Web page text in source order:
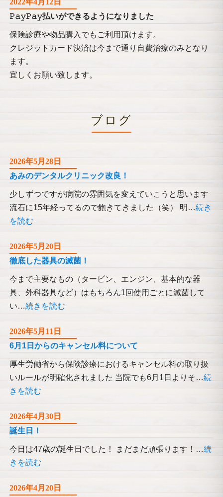
𝙿𝚊𝚢𝙿𝚊𝚢払いができるようになりました
保険診療や物品購入でもご利用頂けます。
クレジットカード決済は今まで通り自費治療のみとなり
ます。
宜しくお願い致します。
ブログ
2026年5月28日
あみのデンタルクリニック改良！
少しずつですが病院の雰囲気を変えていこうと思います
流石に15年経ってるので飽きてきました（笑） 明…続き
を読む
2026年5月20日
徹底した器具の滅菌！
今まで主要なもの（タービン、エンジン、基本的な器
具、外科器具など）はもちろん1回使用ごとに滅菌して
い…続きを読む
2026年5月11日
6月1日からのキャンセル料について
厚生労働省から保険診療におけるキャンセル料の取り扱
いルールが明確化されました 当院でも6月1日よりそ…続
きを読む
2026年4月30日
誕生日！
今日は47歳の誕生日でした！ まだまだ頑張ります！…続
きを読む
2026年4月20日